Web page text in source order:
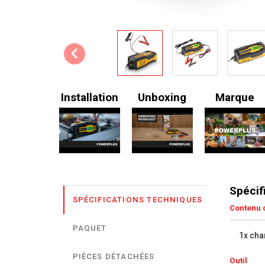
Installation Unboxing Marque
SPÉCIFICATIONS TECHNIQUES
PAQUET
PIÈCES DÉTACHÉES
Contenu
1x
Outil